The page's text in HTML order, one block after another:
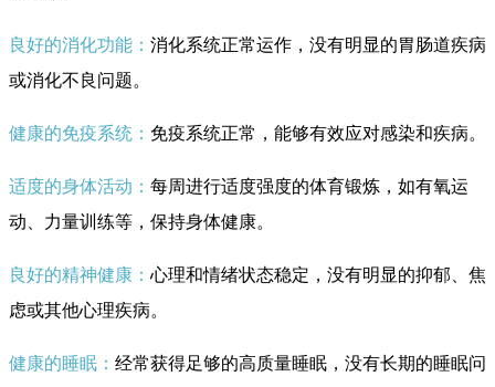
良好的消化功能： 消化系统正常运作，没有明显的胃肠道疾病
或消化不良问题。
健康的免疫系统： 免疫系统正常，能够有效应对感染和疾病。
适度的身体活动： 每周进行适度强度的体育锻炼，如有氧运
动、力量训练等，保持身体健康。
良好的精神健康： 心理和情绪状态稳定，没有明显的抑郁、焦
虑或其他心理疾病。
健康的睡眠： 经常获得足够的高质量睡眠，没有长期的睡眠问